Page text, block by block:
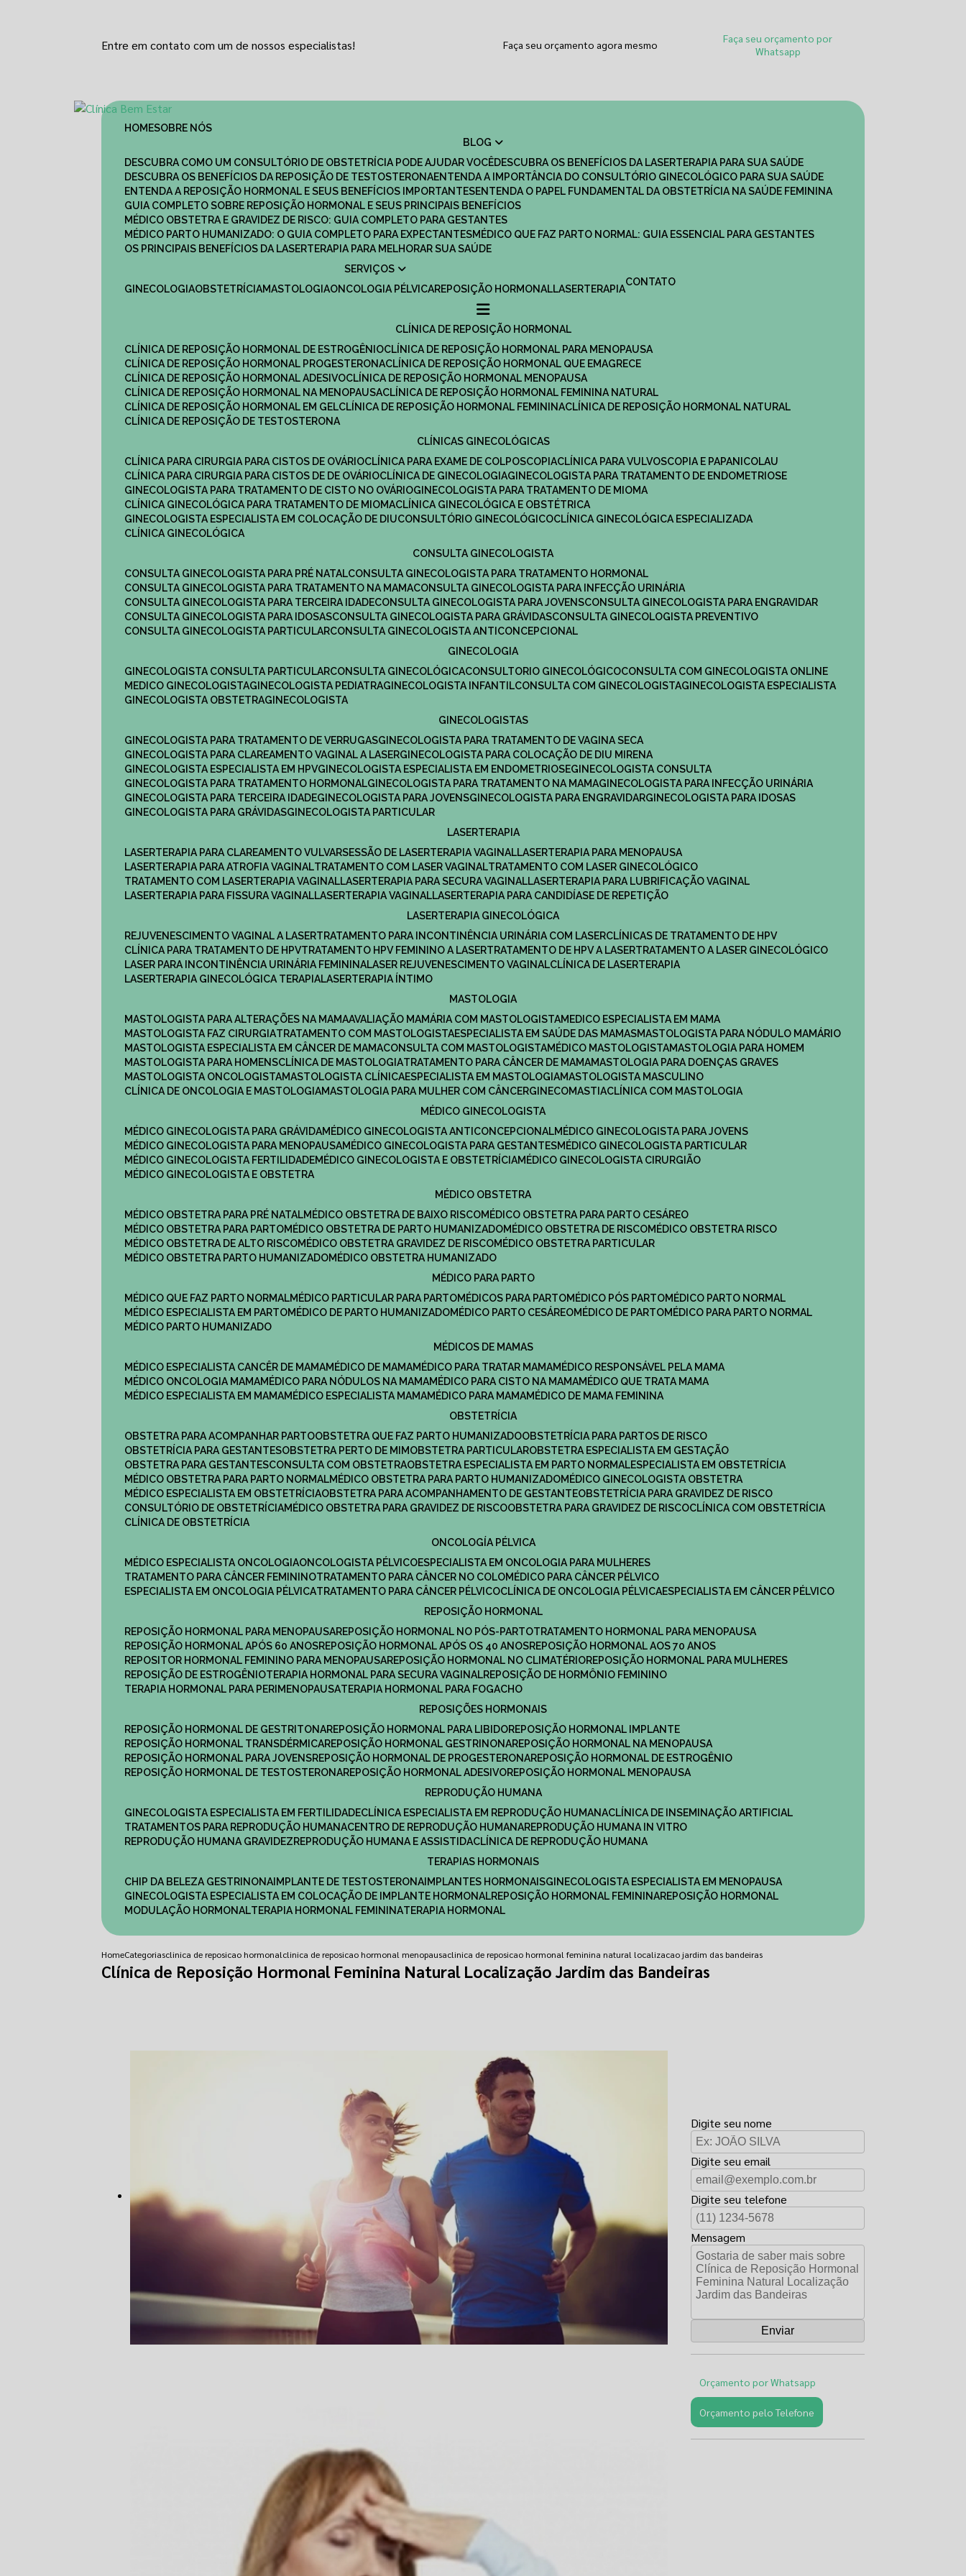
Entre em contato com um de nossos especialistas! Faça seu orçamento agora mesmo
Faça seu orçamento por
Whatsapp
HOME
SOBRE NÓS
BLOG
DESCUBRA COMO UM CONSULTÓRIO DE OBSTETRÍCIA PODE AJUDAR VOCÊ
DESCUBRA OS BENEFÍCIOS DA LASERTERAPIA PARA SUA SAÚDE
DESCUBRA OS BENEFÍCIOS DA REPOSIÇÃO DE TESTOSTERONA
ENTENDA A IMPORTÂNCIA DO CONSULTÓRIO GINECOLÓGICO PARA SUA SAÚDE
ENTENDA A REPOSIÇÃO HORMONAL E SEUS BENEFÍCIOS IMPORTANTES
ENTENDA O PAPEL FUNDAMENTAL DA OBSTETRÍCIA NA SAÚDE FEMININA
GUIA COMPLETO SOBRE REPOSIÇÃO HORMONAL E SEUS PRINCIPAIS BENEFÍCIOS
MÉDICO OBSTETRA E GRAVIDEZ DE RISCO: GUIA COMPLETO PARA GESTANTES
MÉDICO PARTO HUMANIZADO: O GUIA COMPLETO PARA EXPECTANTES
MÉDICO QUE FAZ PARTO NORMAL: GUIA ESSENCIAL PARA GESTANTES
OS PRINCIPAIS BENEFÍCIOS DA LASERTERAPIA PARA MELHORAR SUA SAÚDE
SERVIÇOS
GINECOLOGIA
OBSTETRÍCIA MASTOLOGIA ONCOLOGIA PÉLVICA REPOSIÇÃO HORMONAL LASERTERAPIA
CONTATO
CLÍNICA DE REPOSIÇÃO HORMONAL
CLÍNICA DE REPOSIÇÃO HORMONAL DE ESTROGÊNIO
CLÍNICA DE REPOSIÇÃO HORMONAL PARA MENOPAUSA
CLÍNICA DE REPOSIÇÃO HORMONAL PROGESTERONA
CLÍNICA DE REPOSIÇÃO HORMONAL QUE EMAGRECE
CLÍNICA DE REPOSIÇÃO HORMONAL ADESIVO
CLÍNICA DE REPOSIÇÃO HORMONAL MENOPAUSA
CLÍNICA DE REPOSIÇÃO HORMONAL NA MENOPAUSA
CLÍNICA DE REPOSIÇÃO HORMONAL FEMININA NATURAL
CLÍNICA DE REPOSIÇÃO HORMONAL EM GEL
CLÍNICA DE REPOSIÇÃO HORMONAL FEMININA
CLÍNICA DE REPOSIÇÃO HORMONAL NATURAL
CLÍNICA DE REPOSIÇÃO DE TESTOSTERONA
CLÍNICAS GINECOLÓGICAS
CLÍNICA PARA CIRURGIA PARA CISTOS DE OVÁRIO
CLÍNICA PARA EXAME DE COLPOSCOPIA
CLÍNICA PARA VULVOSCOPIA E PAPANICOLAU
CLÍNICA PARA CIRURGIA PARA CISTOS DE DE OVÁRIO
CLÍNICA DE GINECOLOGIA
GINECOLOGISTA PARA TRATAMENTO DE ENDOMETRIOSE
GINECOLOGISTA PARA TRATAMENTO DE CISTO NO OVÁRIO
GINECOLOGISTA PARA TRATAMENTO DE MIOMA
CLÍNICA GINECOLÓGICA PARA TRATAMENTO DE MIOMA
CLÍNICA GINECOLÓGICA E OBSTÉTRICA
GINECOLOGISTA ESPECIALISTA EM COLOCAÇÃO DE DIU
CONSULTÓRIO GINECOLÓGICO
CLÍNICA GINECOLÓGICA ESPECIALIZADA
CLÍNICA GINECOLÓGICA
CONSULTA GINECOLOGISTA
CONSULTA GINECOLOGISTA PARA PRÉ NATAL
CONSULTA GINECOLOGISTA PARA TRATAMENTO HORMONAL
CONSULTA GINECOLOGISTA PARA TRATAMENTO NA MAMA
CONSULTA GINECOLOGISTA PARA INFECÇÃO URINÁRIA
CONSULTA GINECOLOGISTA PARA TERCEIRA IDADE
CONSULTA GINECOLOGISTA PARA JOVENS
CONSULTA GINECOLOGISTA PARA ENGRAVIDAR
CONSULTA GINECOLOGISTA PARA IDOSAS
CONSULTA GINECOLOGISTA PARA GRÁVIDAS
CONSULTA GINECOLOGISTA PREVENTIVO
CONSULTA GINECOLOGISTA PARTICULAR
CONSULTA GINECOLOGISTA ANTICONCEPCIONAL
GINECOLOGIA
GINECOLOGISTA CONSULTA PARTICULAR​
CONSULTA GINECOLÓGICA​ CONSULTORIO GINECOLÓGICO​
CONSULTA COM GINECOLOGISTA ONLINE​
MEDICO GINECOLOGISTA​
GINECOLOGISTA PEDIATRA​ GINECOLOGISTA INFANTIL​ CONSULTA COM GINECOLOGISTA​
GINECOLOGISTA ESPECIALISTA
GINECOLOGISTA OBSTETRA​
GINECOLOGISTA
GINECOLOGISTAS
GINECOLOGISTA PARA TRATAMENTO DE VERRUGAS
GINECOLOGISTA PARA TRATAMENTO DE VAGINA SECA
GINECOLOGISTA PARA CLAREAMENTO VAGINAL A LASER
GINECOLOGISTA PARA COLOCAÇÃO DE DIU MIRENA
GINECOLOGISTA ESPECIALISTA EM HPV
GINECOLOGISTA ESPECIALISTA EM ENDOMETRIOSE
GINECOLOGISTA CONSULTA
GINECOLOGISTA PARA TRATAMENTO HORMONAL
GINECOLOGISTA PARA TRATAMENTO NA MAMA
GINECOLOGISTA PARA INFECÇÃO URINÁRIA
GINECOLOGISTA PARA TERCEIRA IDADE
GINECOLOGISTA PARA JOVENS GINECOLOGISTA PARA ENGRAVIDAR
GINECOLOGISTA PARA IDOSAS
GINECOLOGISTA PARA GRÁVIDAS
GINECOLOGISTA PARTICULAR
LASERTERAPIA
LASERTERAPIA PARA CLAREAMENTO VULVAR
SESSÃO DE LASERTERAPIA​ VAGINAL LASERTERAPIA PARA MENOPAUSA
LASERTERAPIA PARA ATROFIA VAGINAL
TRATAMENTO COM LASER VAGINAL
TRATAMENTO COM LASER GINECOLÓGICO
TRATAMENTO COM LASERTERAPIA​ VAGINAL LASERTERAPIA PARA SECURA VAGINAL​ LASERTERAPIA PARA LUBRIFICAÇÃO VAGINAL​
LASERTERAPIA PARA FISSURA VAGINAL​ LASERTERAPIA VAGINAL​ LASERTERAPIA PARA CANDIDÍASE DE REPETIÇÃO
LASERTERAPIA GINECOLÓGICA
REJUVENESCIMENTO VAGINAL A LASER
TRATAMENTO PARA INCONTINÊNCIA URINÁRIA COM LASER
CLÍNICAS DE TRATAMENTO DE HPV
CLÍNICA PARA TRATAMENTO DE HPV
TRATAMENTO HPV FEMININO A LASER TRATAMENTO DE HPV A LASER
TRATAMENTO A LASER GINECOLÓGICO
LASER PARA INCONTINÊNCIA URINÁRIA FEMININA LASER REJUVENESCIMENTO VAGINAL
CLÍNICA DE LASERTERAPIA
LASERTERAPIA GINECOLÓGICA TERAPIA LASERTERAPIA ÍNTIMO
MASTOLOGIA
MASTOLOGISTA PARA ALTERAÇÕES NA MAMA AVALIAÇÃO MAMÁRIA COM MASTOLOGISTA
MEDICO ESPECIALISTA EM MAMA​
MASTOLOGISTA FAZ CIRURGIA
TRATAMENTO COM MASTOLOGISTA ESPECIALISTA EM SAÚDE DAS MAMAS
MASTOLOGISTA PARA NÓDULO MAMÁRIO
MASTOLOGISTA ESPECIALISTA EM CÂNCER DE MAMA
CONSULTA COM MASTOLOGISTA MÉDICO MASTOLOGISTA
MASTOLOGIA PARA HOMEM
MASTOLOGISTA PARA HOMENS
CLÍNICA DE MASTOLOGIA TRATAMENTO PARA CÂNCER DE MAMA
MASTOLOGIA PARA DOENÇAS GRAVES
MASTOLOGISTA ONCOLOGISTA
MASTOLOGISTA CLÍNICA ESPECIALISTA EM MASTOLOGIA
MASTOLOGISTA MASCULINO
CLÍNICA DE ONCOLOGIA E MASTOLOGIA
MASTOLOGIA PARA MULHER COM CÂNCER GINECOMASTIA
CLÍNICA COM MASTOLOGIA
MÉDICO GINECOLOGISTA
MÉDICO GINECOLOGISTA PARA GRÁVIDA
MÉDICO GINECOLOGISTA ANTICONCEPCIONAL
MÉDICO GINECOLOGISTA PARA JOVENS
MÉDICO GINECOLOGISTA PARA MENOPAUSA
MÉDICO GINECOLOGISTA PARA GESTANTES
MÉDICO GINECOLOGISTA PARTICULAR
MÉDICO GINECOLOGISTA FERTILIDADE
MÉDICO GINECOLOGISTA E OBSTETRÍCIA
MÉDICO GINECOLOGISTA CIRURGIÃO
MÉDICO GINECOLOGISTA E OBSTETRA
MÉDICO OBSTETRA
MÉDICO OBSTETRA PARA PRÉ NATAL
MÉDICO OBSTETRA DE BAIXO RISCO
MÉDICO OBSTETRA PARA PARTO CESÁREO
MÉDICO OBSTETRA PARA PARTO
MÉDICO OBSTETRA DE PARTO HUMANIZADO MÉDICO OBSTETRA DE RISCO
MÉDICO OBSTETRA RISCO
MÉDICO OBSTETRA DE ALTO RISCO
MÉDICO OBSTETRA GRAVIDEZ DE RISCO
MÉDICO OBSTETRA PARTICULAR
MÉDICO OBSTETRA PARTO HUMANIZADO
MÉDICO OBSTETRA HUMANIZADO
MÉDICO PARA PARTO
MÉDICO QUE FAZ PARTO NORMAL
MÉDICO PARTICULAR PARA PARTO MÉDICOS PARA PARTO MÉDICO PÓS PARTO
MÉDICO PARTO NORMAL
MÉDICO ESPECIALISTA EM PARTO
MÉDICO DE PARTO HUMANIZADO MÉDICO PARTO CESÁREO MÉDICO DE PARTO
MÉDICO PARA PARTO NORMAL
MÉDICO PARTO HUMANIZADO
MÉDICOS DE MAMAS
MÉDICO ESPECIALISTA CANCÊR DE MAMA
MÉDICO DE MAMA MÉDICO PARA TRATAR MAMA
MÉDICO RESPONSÁVEL PELA MAMA
MÉDICO ONCOLOGIA MAMA
MÉDICO PARA NÓDULOS NA MAMA MÉDICO PARA CISTO NA MAMA
MÉDICO QUE TRATA MAMA
MÉDICO ESPECIALISTA EM MAMA
MÉDICO ESPECIALISTA MAMA MÉDICO PARA MAMA
MÉDICO DE MAMA FEMININA
OBSTETRÍCIA
OBSTETRA PARA ACOMPANHAR PARTO
OBSTETRA QUE FAZ PARTO HUMANIZADO
OBSTETRÍCIA PARA PARTOS DE RISCO
OBSTETRÍCIA PARA GESTANTES
OBSTETRA PERTO DE MIM OBSTETRA PARTICULAR
OBSTETRA ESPECIALISTA EM GESTAÇÃO
OBSTETRA PARA GESTANTES
CONSULTA COM OBSTETRA OBSTETRA ESPECIALISTA EM PARTO NORMAL ESPECIALISTA EM OBSTETRÍCIA
MÉDICO OBSTETRA PARA PARTO NORMAL
MÉDICO OBSTETRA PARA PARTO HUMANIZADO
MÉDICO GINECOLOGISTA OBSTETRA
MÉDICO ESPECIALISTA EM OBSTETRÍCIA
OBSTETRA PARA ACOMPANHAMENTO DE GESTANTE
OBSTETRÍCIA PARA GRAVIDEZ DE RISCO
CONSULTÓRIO DE OBSTETRÍCIA
MÉDICO OBSTETRA PARA GRAVIDEZ DE RISCO OBSTETRA PARA GRAVIDEZ DE RISCO
CLÍNICA COM OBSTETRÍCIA
CLÍNICA DE OBSTETRÍCIA
ONCOLOGÍA PÉLVICA
MÉDICO ESPECIALISTA ONCOLOGIA
ONCOLOGISTA PÉLVICO ESPECIALISTA EM ONCOLOGIA PARA MULHERES
TRATAMENTO PARA CÂNCER FEMININO
TRATAMENTO PARA CÂNCER NO COLO
MÉDICO PARA CÂNCER PÉLVICO
ESPECIALISTA EM ONCOLOGIA PÉLVICA
TRATAMENTO PARA CÂNCER PÉLVICO CLÍNICA DE ONCOLOGIA PÉLVICA ESPECIALISTA EM CÂNCER PÉLVICO
REPOSIÇÃO HORMONAL
REPOSIÇÃO HORMONAL PARA MENOPAUSA
REPOSIÇÃO HORMONAL NO PÓS-PARTO
TRATAMENTO HORMONAL PARA MENOPAUSA
REPOSIÇÃO HORMONAL APÓS 60 ANOS
REPOSIÇÃO HORMONAL APÓS OS 40 ANOS
REPOSIÇÃO HORMONAL AOS 70 ANOS
REPOSITOR HORMONAL FEMININO PARA MENOPAUSA
REPOSIÇÃO HORMONAL NO CLIMATÉRIO
REPOSIÇÃO HORMONAL PARA MULHERES
REPOSIÇÃO DE ESTROGÊNIO
TERAPIA HORMONAL PARA SECURA VAGINAL
REPOSIÇÃO DE HORMÔNIO FEMININO
TERAPIA HORMONAL PARA PERIMENOPAUSA
TERAPIA HORMONAL PARA FOGACHO
REPOSIÇÕES HORMONAIS
REPOSIÇÃO HORMONAL DE GESTRITONA
REPOSIÇÃO HORMONAL PARA LIBIDO
REPOSIÇÃO HORMONAL IMPLANTE
REPOSIÇÃO HORMONAL TRANSDÉRMICA
REPOSIÇÃO HORMONAL GESTRINONA
REPOSIÇÃO HORMONAL NA MENOPAUSA
REPOSIÇÃO HORMONAL PARA JOVENS
REPOSIÇÃO HORMONAL DE PROGESTERONA
REPOSIÇÃO HORMONAL DE ESTROGÊNIO
REPOSIÇÃO HORMONAL DE TESTOSTERONA
REPOSIÇÃO HORMONAL ADESIVO
REPOSIÇÃO HORMONAL MENOPAUSA
REPRODUÇÃO HUMANA
GINECOLOGISTA ESPECIALISTA EM FERTILIDADE
CLÍNICA ESPECIALISTA EM REPRODUÇÃO HUMANA
CLÍNICA DE INSEMINAÇÃO ARTIFICIAL
TRATAMENTOS PARA REPRODUÇÃO HUMANA
CENTRO DE REPRODUÇÃO HUMANA
REPRODUÇÃO HUMANA IN VITRO
REPRODUÇÃO HUMANA GRAVIDEZ
REPRODUÇÃO HUMANA E ASSISTIDA
CLÍNICA DE REPRODUÇÃO HUMANA
TERAPIAS HORMONAIS
CHIP DA BELEZA GESTRINONA IMPLANTE DE TESTOSTERONA IMPLANTES HORMONAIS
GINECOLOGISTA ESPECIALISTA EM MENOPAUSA
GINECOLOGISTA ESPECIALISTA EM COLOCAÇÃO DE IMPLANTE HORMONAL
REPOSIÇÃO HORMONAL FEMININA
REPOSIÇÃO HORMONAL
MODULAÇÃO HORMONAL
TERAPIA HORMONAL FEMININA TERAPIA HORMONAL
HomeCategoriasclinica de reposicao hormonalclinica de reposicao hormonal menopausaclinica de reposicao hormonal feminina natural localizacao jardim das bandeiras
Clínica de Reposição Hormonal Feminina Natural Localização Jardim das Bandeiras
Digite seu nome
Digite seu email
Digite seu telefone
Mensagem
Orçamento por Whatsapp
Orçamento pelo Telefone